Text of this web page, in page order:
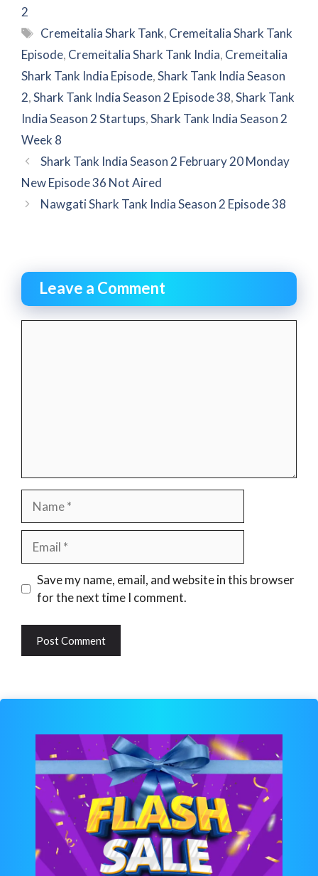
2
Tags
Cremeitalia Shark Tank, Cremeitalia Shark Tank
Episode, Cremeitalia Shark Tank India, Cremeitalia
Shark Tank India Episode,Shark Tank India Season
2,Shark Tank India Season 2 Episode 38,Shark Tank
India Season 2 Startups,Shark Tank India Season 2
Week 8
Shark Tank India Season 2 February 20 Monday
New Episode 36 Not Aired
Nawgati Shark Tank India Season 2 Episode 38
Leave a Comment
Name
Email
Website
Save my name, email, and website in this browser
for the next time I comment.